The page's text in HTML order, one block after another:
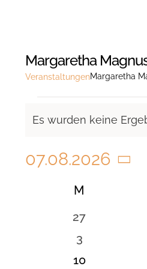
Margaretha
VeranstaltungenMargaretha
Es wurden keine
07.08.2026
Datum
wählen.
Kalender
Veranstaltungen
M
0
27
0
3
0
10